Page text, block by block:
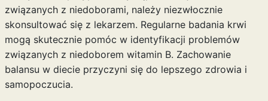
związanych z niedoborami, należy niezwłocznie
skonsultować się z lekarzem. Regularne badania krwi
mogą skutecznie pomóc w identyfikacji problemów
związanych z niedoborem witamin B. Zachowanie
balansu w diecie przyczyni się do lepszego zdrowia i
samopoczucia.